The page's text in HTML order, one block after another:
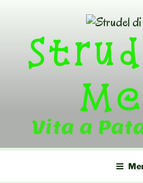
content
Vita a